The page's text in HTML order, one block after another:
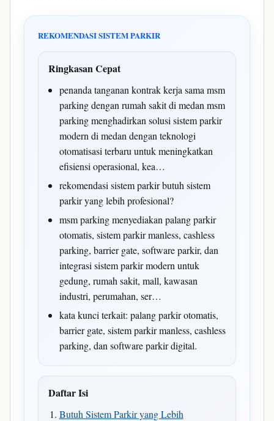
REKOMENDASI SISTEM PARKIR
Ringkasan Cepat
penanda tanganan kontrak kerja sama msm
parking dengan rumah sakit di medan msm
parking menghadirkan solusi sistem parkir
modern di medan dengan teknologi
otomatisasi terbaru untuk meningkatkan
efisiensi operasional, kea…
rekomendasi sistem parkir butuh sistem
parkir yang lebih profesional?
msm parking menyediakan palang parkir
otomatis, sistem parkir manless, cashless
parking, barrier gate, software parkir, dan
integrasi sistem parkir modern untuk
gedung, rumah sakit, mall, kawasan
industri, perumahan, ser…
kata kunci terkait: palang parkir otomatis,
barrier gate, sistem parkir manless, cashless
parking, dan software parkir digital.
Daftar Isi
Butuh Sistem Parkir yang Lebih